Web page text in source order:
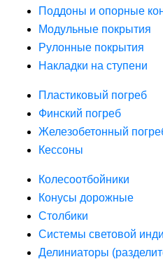
Поддоны и опорные
Модульные покрытия
Рулонные покрытия
Накладки на ступени
Пластиковый погреб
Финский погреб
Железобетонный
Кессоны
Колесоотбойники
Конусы дорожные
Столбики
Системы световой
Делиниаторы